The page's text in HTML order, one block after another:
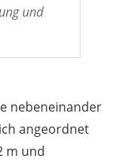
und
nebeneinander
angeordnet
m und